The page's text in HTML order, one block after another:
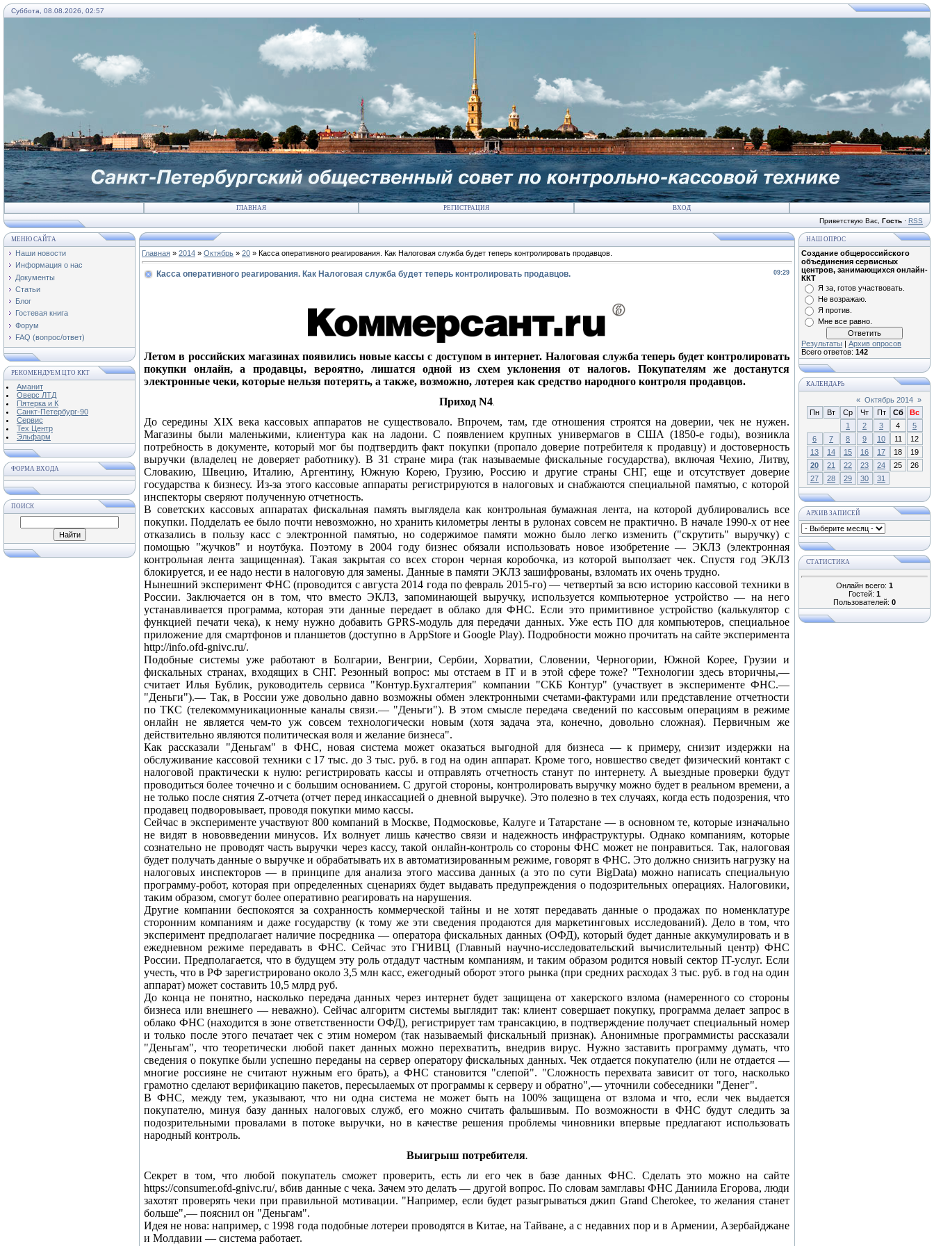
Суббота, 08.08.2026, 02:57
ГЛАВНАЯ РЕГИСТРАЦИЯ ВХОД
Приветствую Вас Гость · RSS
МЕНЮ САЙТА
Наши новости
Информация о нас
Документы
Статьи
Блог
Гостевая книга
Форум
FAQ (вопрос/ответ)
РЕКОМЕНДУЕМ ЦТО ККТ
Аманит
Оверс ЛТД
Пятерка и К
Санкт-Петербург-90
Сервис
Тех Центр
Эльфарм
ФОРМА ВХОДА
ПОИСК
Главная » 2014 » Октябрь » 20 » Касса оперативного реагирования. Как Налоговая служба будет теперь контролировать продавцов.
09:29
Касса оперативного реагирования. Как Налоговая служба будет теперь контролировать продавцов.
Летом в российских магазинах появились новые кассы с доступом в интернет. Налоговая служба теперь будет контролировать
покупки онлайн, а продавцы, вероятно, лишатся одной из схем уклонения от налогов. Покупателям же достанутся
электронные чеки, которые нельзя потерять, а также, возможно, лотерея как средство народного контроля продавцов.
Приход N4.
До середины XIX века кассовых аппаратов не существовало. Впрочем, там, где отношения строятся на доверии, чек не нужен.
Магазины были маленькими, клиентура как на ладони. С появлением крупных универмагов в США (1850-е годы), возникла
потребность в документе, который мог бы подтвердить факт покупки (пропало доверие потребителя к продавцу) и достоверность
выручки (владелец не доверяет работнику). В 31 стране мира (так называемые фискальные государства), включая Чехию, Литву,
Словакию, Швецию, Италию, Аргентину, Южную Корею, Грузию, Россию и другие страны СНГ, еще и отсутствует доверие
государства к бизнесу. Из-за этого кассовые аппараты регистрируются в налоговых и снабжаются специальной памятью, с которой
инспекторы сверяют полученную отчетность.
В советских кассовых аппаратах фискальная память выглядела как контрольная бумажная лента, на которой дублировались все
покупки. Подделать ее было почти невозможно, но хранить километры ленты в рулонах совсем не практично. В начале 1990-х от нее
отказались в пользу касс с электронной памятью, но содержимое памяти можно было легко изменить ("скрутить" выручку) с
помощью "жучков" и ноутбука. Поэтому в 2004 году бизнес обязали использовать новое изобретение — ЭКЛЗ (электронная
контрольная лента защищенная). Такая закрытая со всех сторон черная коробочка, из которой выползает чек. Спустя год ЭКЛЗ
блокируется, и ее надо нести в налоговую для замены. Данные в памяти ЭКЛЗ зашифрованы, взломать их очень трудно.
Нынешний эксперимент ФНС (проводится с августа 2014 года по февраль 2015-го) — четвертый за всю историю кассовой техники в
России. Заключается он в том, что вместо ЭКЛЗ, запоминающей выручку, используется компьютерное устройство — на него
устанавливается программа, которая эти данные передает в облако для ФНС. Если это примитивное устройство (калькулятор с
функцией печати чека), к нему нужно добавить GPRS-модуль для передачи данных. Уже есть ПО для компьютеров, специальное
приложение для смартфонов и планшетов (доступно в AppStore и Google Play). Подробности можно прочитать на сайте эксперимента
http://info.ofd-gnivc.ru/.
Подобные системы уже работают в Болгарии, Венгрии, Сербии, Хорватии, Словении, Черногории, Южной Корее, Грузии и
фискальных странах, входящих в СНГ. Резонный вопрос: мы отстаем в IT и в этой сфере тоже? "Технологии здесь вторичны,—
считает Илья Бублик, руководитель сервиса "Контур.Бухгалтерия" компании "СКБ Контур" (участвует в эксперименте ФНС.—
"Деньги").— Так, в России уже довольно давно возможны обмен электронными счетами-фактурами или представление отчетности
по ТКС (телекоммуникационные каналы связи.— "Деньги"). В этом смысле передача сведений по кассовым операциям в режиме
онлайн не является чем-то уж совсем технологически новым (хотя задача эта, конечно, довольно сложная). Первичным же
действительно являются политическая воля и желание бизнеса".
Как рассказали "Деньгам" в ФНС, новая система может оказаться выгодной для бизнеса — к примеру, снизит издержки на
обслуживание кассовой техники с 17 тыс. до 3 тыс. руб. в год на один аппарат. Кроме того, новшество сведет физический контакт с
налоговой практически к нулю: регистрировать кассы и отправлять отчетность станут по интернету. А выездные проверки будут
проводиться более точечно и с большим основанием. С другой стороны, контролировать выручку можно будет в реальном времени, а
не только после снятия Z-отчета (отчет перед инкассацией о дневной выручке). Это полезно в тех случаях, когда есть подозрения, что
продавец подворовывает, проводя покупки мимо кассы.
Сейчас в эксперименте участвуют 800 компаний в Москве, Подмосковье, Калуге и Татарстане — в основном те, которые изначально
не видят в нововведении минусов. Их волнует лишь качество связи и надежность инфраструктуры. Однако компаниям, которые
сознательно не проводят часть выручки через кассу, такой онлайн-контроль со стороны ФНС может не понравиться. Так, налоговая
будет получать данные о выручке и обрабатывать их в автоматизированным режиме, говорят в ФНС. Это должно снизить нагрузку на
налоговых инспекторов — в принципе для анализа этого массива данных (а это по сути BigData) можно написать специальную
программу-робот, которая при определенных сценариях будет выдавать предупреждения о подозрительных операциях. Налоговики,
таким образом, смогут более оперативно реагировать на нарушения.
Другие компании беспокоятся за сохранность коммерческой тайны и не хотят передавать данные о продажах по номенклатуре
сторонним компаниям и даже государству (к тому же эти сведения продаются для маркетинговых исследований). Дело в том, что
эксперимент предполагает наличие посредника — оператора фискальных данных (ОФД), который будет данные аккумулировать и в
ежедневном режиме передавать в ФНС. Сейчас это ГНИВЦ (Главный научно-исследовательский вычислительный центр) ФНС
России. Предполагается, что в будущем эту роль отдадут частным компаниям, и таким образом родится новый сектор IT-услуг. Если
учесть, что в РФ зарегистрировано около 3,5 млн касс, ежегодный оборот этого рынка (при средних расходах 3 тыс. руб. в год на один
аппарат) может составить 10,5 млрд руб.
До конца не понятно, насколько передача данных через интернет будет защищена от хакерского взлома (намеренного со стороны
бизнеса или внешнего — неважно). Сейчас алгоритм системы выглядит так: клиент совершает покупку, программа делает запрос в
облако ФНС (находится в зоне ответственности ОФД), регистрирует там трансакцию, в подтверждение получает специальный номер
и только после этого печатает чек с этим номером (так называемый фискальный признак). Анонимные программисты рассказали
"Деньгам", что теоретически любой пакет данных можно перехватить, внедрив вирус. Нужно заставить программу думать, что
сведения о покупке были успешно переданы на сервер оператору фискальных данных. Чек отдается покупателю (или не отдается —
многие россияне не считают нужным его брать), а ФНС становится "слепой". "Сложность перехвата зависит от того, насколько
грамотно сделают верификацию пакетов, пересылаемых от программы к серверу и обратно",— уточнили собеседники "Денег".
В ФНС, между тем, указывают, что ни одна система не может быть на 100% защищена от взлома и что, если чек выдается
покупателю, минуя базу данных налоговых служб, его можно считать фальшивым. По возможности в ФНС будут следить за
подозрительными провалами в потоке выручки, но в качестве решения проблемы чиновники впервые предлагают использовать
народный контроль.
Выигрыш потребителя.
Секрет в том, что любой покупатель сможет проверить, есть ли его чек в базе данных ФНС. Сделать это можно на сайте
https://consumer.ofd-gnivc.ru/, вбив данные с чека. Зачем это делать — другой вопрос. По словам замглавы ФНС Даниила Егорова, люди
захотят проверять чеки при правильной мотивации. "Например, если будет разыгрываться джип Grand Cherokee, то желания станет
больше",— пояснил он "Деньгам".
Идея не нова: например, с 1998 года подобные лотереи проводятся в Китае, на Тайване, а с недавних пор и в Армении, Азербайджане
и Молдавии — система работает.
НАШ ОПРОС
Создание общероссийского
объединения сервисных
центров, занимающихся онлайн-
ККТ
Я за, готов участвовать.
Не возражаю.
Я против.
Мне все равно.
Результаты | Архив опросов
Всего ответов: 142
КАЛЕНДАРЬ
« Октябрь 2014 »
Пн
Вт Ср Чт Пт Сб
Вс
1
2 3 4
5
6
7 8 9 10 11
12
13
14 15 16 17 18
19
20
21 22 23 24 25
26
27
28 29 30 31
АРХИВ ЗАПИСЕЙ
СТАТИСТИКА
Онлайн всего: 1
Гостей: 1
Пользователей: 0